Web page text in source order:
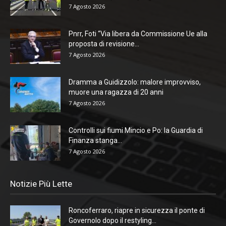
7 Agosto 2026
Pnrr, Foti “Via libera da Commissione Ue alla
proposta di revisione...
7 Agosto 2026
Dramma a Guidizzolo: malore improvviso,
muore una ragazza di 20 anni
7 Agosto 2026
Controlli sui fiumi Mincio e Po: la Guardia di
Finanza stanga...
7 Agosto 2026
Notizie Più Lette
Roncoferraro, riapre in sicurezza il ponte di
Governolo dopo il restyling...